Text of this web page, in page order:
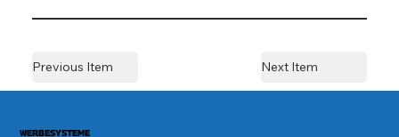
Next Item
Previous Item
WERBESYSTEME